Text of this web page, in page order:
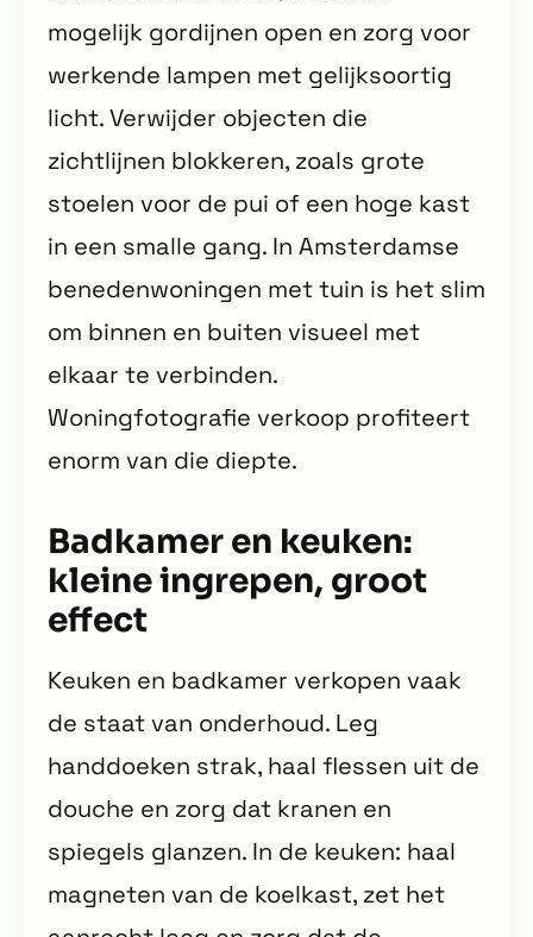
mogelijk gordijnen open en zorg voor
werkende lampen met gelijksoortig
licht. Verwijder objecten die
zichtlijnen blokkeren, zoals grote
stoelen voor de pui of een hoge kast
in een smalle gang. In Amsterdamse
benedenwoningen met tuin is het slim
om binnen en buiten visueel met
elkaar te verbinden.
Woningfotografie verkoop profiteert
enorm van die diepte.
Badkamer en keuken:
kleine ingrepen, groot
effect
Keuken en badkamer verkopen vaak
de staat van onderhoud. Leg
handdoeken strak, haal flessen uit de
douche en zorg dat kranen en
spiegels glanzen. In de keuken: haal
magneten van de koelkast, zet het